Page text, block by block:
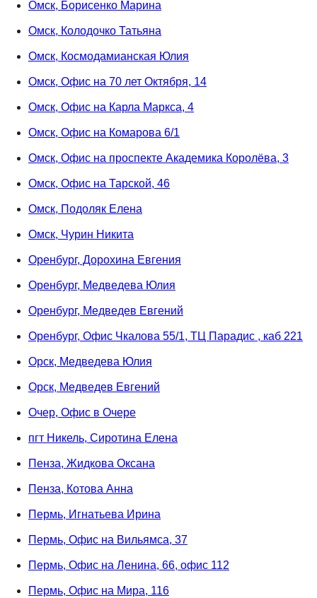
Омск, Борисенко Марина
Омск, Колодочко Татьяна
Омск, Космодамианская Юлия
Омск, Офис на 70 лет Октября, 14
Омск, Офис на Карла Маркса, 4
Омск, Офис на Комарова 6/1
Омск, Офис на проспекте Академика Королёва, 3
Омск, Офис на Тарской, 46
Омск, Подоляк Елена
Омск, Чурин Никита
Оренбург, Дорохина Евгения
Оренбург, Медведева Юлия
Оренбург, Медведев Евгений
Оренбург, Офис Чкалова 55/1, ТЦ Парадис , каб 221
Орск, Медведева Юлия
Орск, Медведев Евгений
Очер, Офис в Очере
пгт Никель, Сиротина Елена
Пенза, Жидкова Оксана
Пенза, Котова Анна
Пермь, Игнатьева Ирина
Пермь, Офис на Вильямса, 37
Пермь, Офис на Ленина, 66, офис 112
Пермь, Офис на Мира, 116